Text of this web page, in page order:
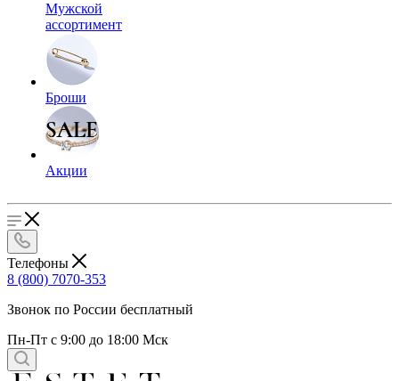
Мужской
ассортимент
Броши
Акции
Телефоны
8 (800) 7070-353
Звонок по России бесплатный
Пн-Пт с 9:00 до 18:00 Мск